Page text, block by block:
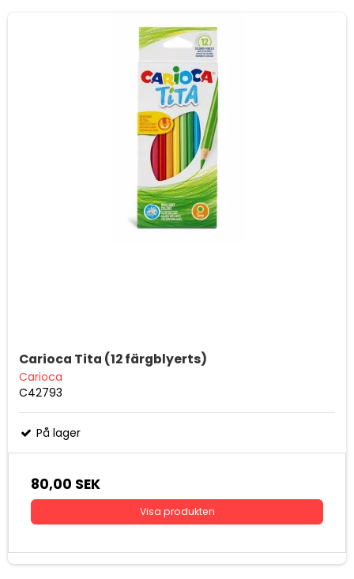
Carioca Tita (12 färgblyerts)
Carioca
C42793
På lager
80,00 SEK
Visa produkten